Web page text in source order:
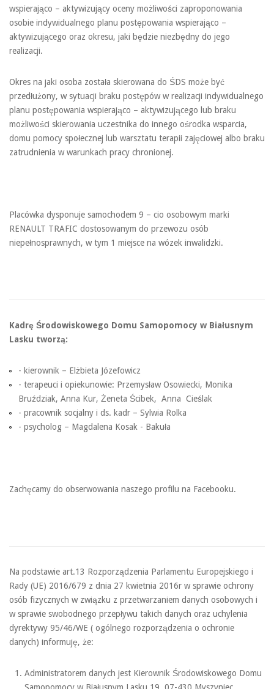
wspierająco – aktywizujący oceny możliwości zaproponowania
osobie indywidualnego planu postępowania wspierająco –
aktywizującego oraz okresu, jaki będzie niezbędny do jego
realizacji.
Okres na jaki osoba została skierowana do ŚDS może być
przedłużony, w sytuacji braku postępów w realizacji indywidualnego
planu postępowania wspierająco – aktywizującego lub braku
możliwości skierowania uczestnika do innego ośrodka wsparcia,
domu pomocy społecznej lub warsztatu terapii zajęciowej albo braku
zatrudnienia w warunkach pracy chronionej.
Placówka dysponuje samochodem 9 – cio osobowym marki
RENAULT TRAFIC dostosowanym do przewozu osób
niepełnosprawnych, w tym 1 miejsce na wózek inwalidzki.
Kadrę Środowiskowego Domu Samopomocy w Białusnym
Lasku tworzą:
- kierownik – Elżbieta Józefowicz
- terapeuci i opiekunowie: Przemysław Osowiecki, Monika
Bruździak, Anna Kur, Żeneta Ścibek, Anna Cieślak
- pracownik socjalny i ds. kadr – Sylwia Rolka
- psycholog – Magdalena Kosak - Bakuła
Zachęcamy do obserwowania naszego profilu na Facebooku.
Na podstawie art.13 Rozporządzenia Parlamentu Europejskiego i
Rady (UE) 2016/679 z dnia 27 kwietnia 2016r w sprawie ochrony
osób fizycznych w związku z przetwarzaniem danych osobowych i
w sprawie swobodnego przepływu takich danych oraz uchylenia
dyrektywy 95/46/WE ( ogólnego rozporządzenia o ochronie
danych) informuję, że:
Administratorem danych jest Kierownik Środowiskowego Domu